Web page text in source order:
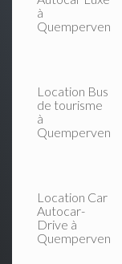
à
Quemperven
Location Bus
de tourisme
à
Quemperven
Location Car
Autocar-
Drive à
Quemperven